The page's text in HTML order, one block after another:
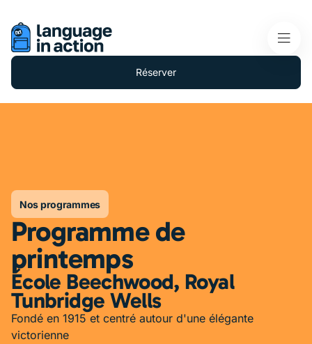
Réserver
Nos programmes
Programme de
printemps
École Beechwood, Royal
Tunbridge Wells
Fondé en 1915 et centré autour d'une élégante
victorienne